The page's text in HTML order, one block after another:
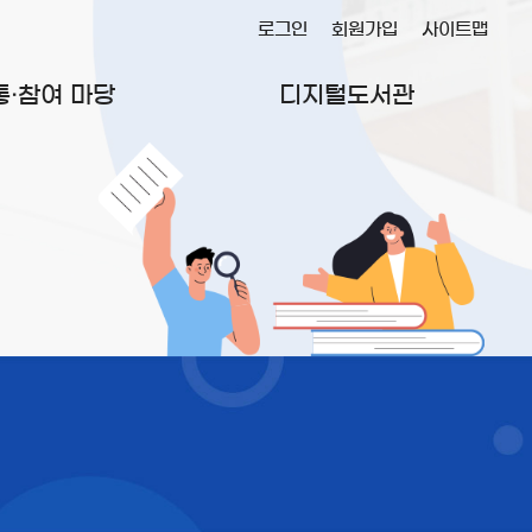
·참여 마당 디지털도서관
로그인 회원가입 사이트맵